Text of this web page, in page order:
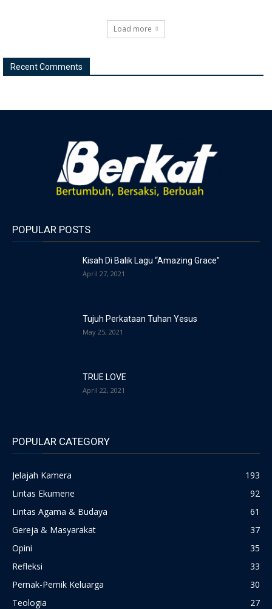
Load more
Recent Comments
POPULAR POSTS
Kisah Di Balik Lagu “Amazing Grace”
April 27, 2021
Tujuh Perkataan Tuhan Yesus
May 25, 2021
TRUE LOVE
April 22, 2021
POPULAR CATEGORY
Jelajah Kamera
193
Lintas Ekumene
92
Lintas Agama & Budaya
61
Gereja & Masyarakat
37
Opini
35
Refleksi
33
Pernak-Pernik Keluarga
30
Teologia
27